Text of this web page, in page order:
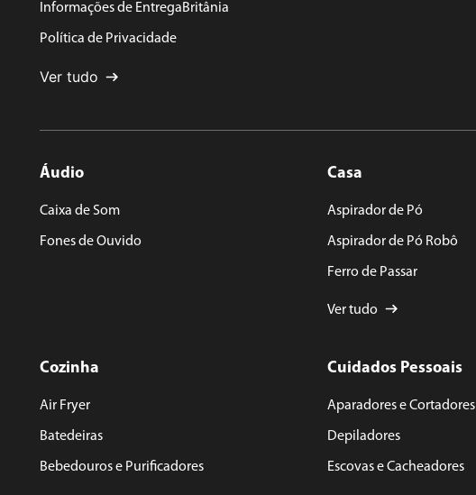
Informações de Entrega
Política de Privacidade
Ver tudo
Britânia
Áudio
Caixa de Som
Fones de Ouvido
Casa
Aspirador de Pó
Aspirador de Pó Robô
Ferro de Passar
Ver tudo
Cozinha
Air Fryer
Batedeiras
Bebedouros e Purificadores
Cuidados Pessoais
Aparadores e Cortadores
Depiladores
Escovas e Cacheadores